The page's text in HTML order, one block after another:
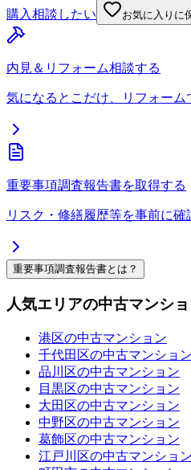
購入相談したい
お気に入りに
内見＆リフォーム相談する
気になるとこだけ、リフォーム
重要事項調査報告書を取得する
リスク・修繕履歴等を事前に確
重要事項調査報告書とは？
人気エリアの中古マンシ
港区の中古マンション
千代田区の中古マンション
品川区の中古マンション
目黒区の中古マンション
大田区の中古マンション
中野区の中古マンション
葛飾区の中古マンション
江戸川区の中古マンション